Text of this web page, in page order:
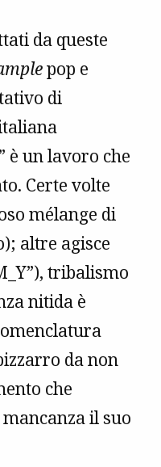
da queste
pop e
di
è un lavoro che
Certe volte
mélange di
altre agisce
tribalismo
nitida è
da non
che
il suo